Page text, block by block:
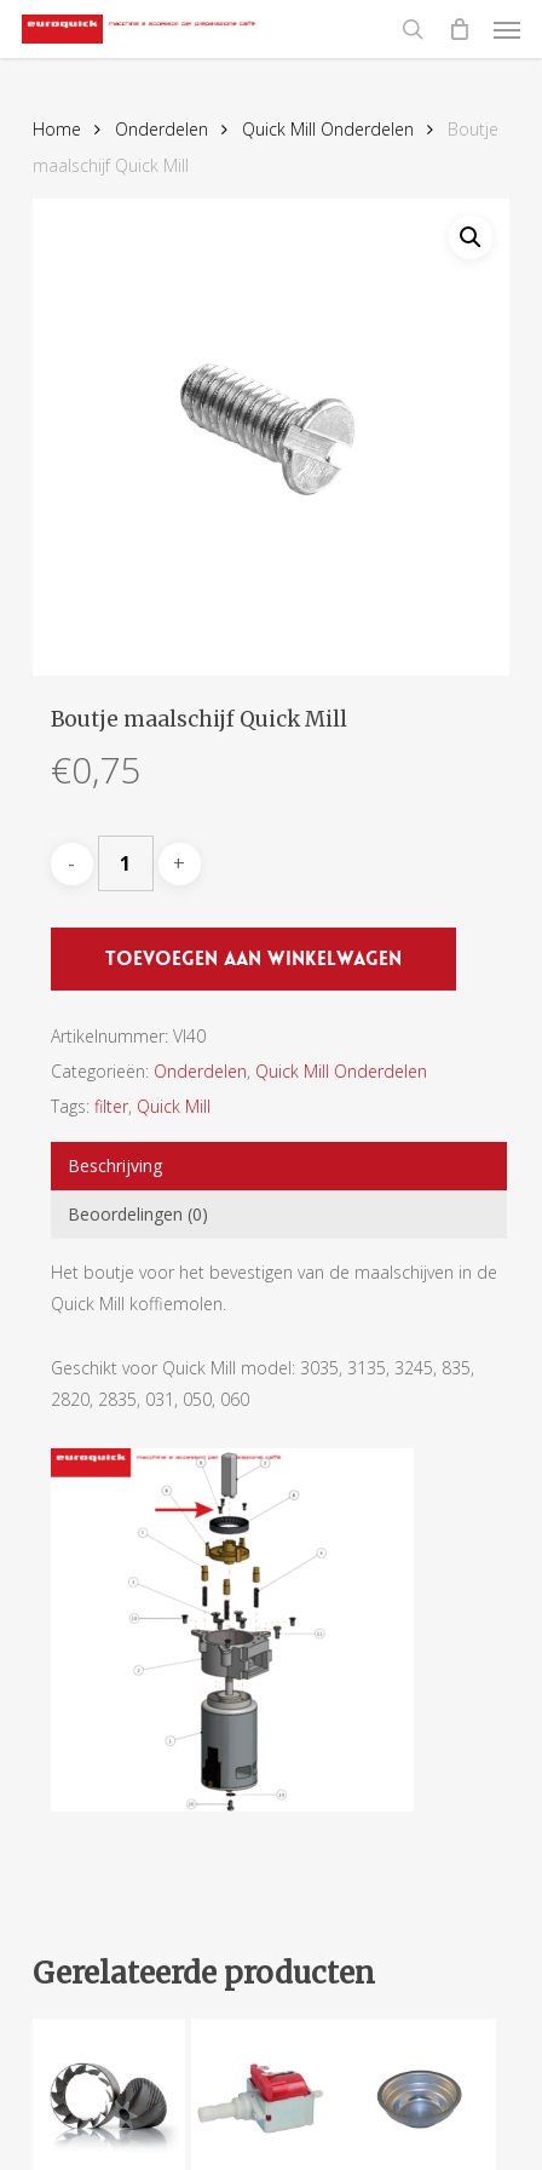
Skip
search
Home Onderdelen Quick Mill Onderdelen
Boutje
maalschijf Quick Mill
Boutje maalschijf Quick Mill
€0,75
Toevoegen Aan Winkelwagen
Artikelnummer: VI40
Categorieën: Onderdelen, Quick Mill Onderdelen
Tags: filter, Quick Mill
Beschrijving
Beoordelingen (0)
Het boutje voor het bevestigen van de maalschijven in de
Quick Mill koffiemolen.
Geschikt voor Quick Mill model: 3035, 3135, 3245, 835,
2820, 2835, 031, 050, 060
Gerelateerde producten